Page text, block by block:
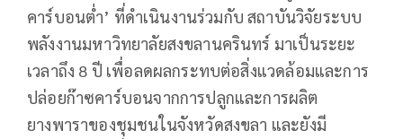
คาร์บอนต่ำ’ ที่ดำเนินงานร่วมกับ สถาบันวิจัยระบบ
พลังงานมหาวิทยาลัยสงขลานครินทร์ มาเป็นระยะ
เวลาถึง 8 ปี เพื่อลดผลกระทบต่อสิ่งแวดล้อมและการ
ปล่อยก๊าซคาร์บอนจากการปลูกและการผลิต
ยางพาราของชุมชนในจังหวัดสงขลา และยังมี